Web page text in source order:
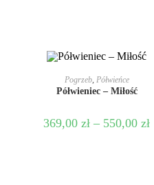
WYBIERZ OPCJE
Pogrzeb, Półwieńce
Półwieniec – Miłość
369,00 zł – 550,00 zł